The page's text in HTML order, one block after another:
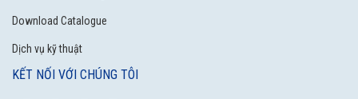
Download Catalogue
Dịch vụ kỹ thuật
KẾT NỐI VỚI CHÚNG TÔI